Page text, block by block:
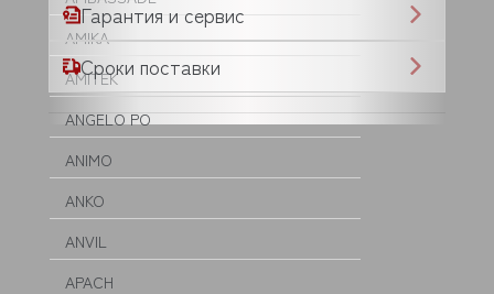
AMIKA
AMITEK
ANGELO PO
ANIMO
ANKO
ANVIL
APACH
Гарантия и сервис
Сроки поставки